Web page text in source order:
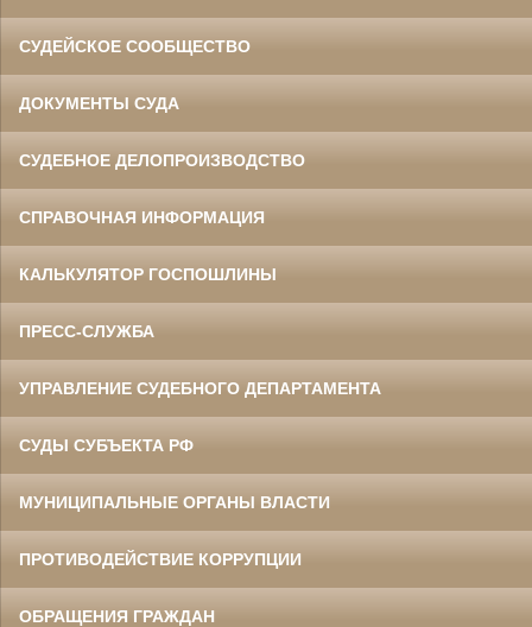
СУДЕЙСКОЕ СООБЩЕСТВО
ДОКУМЕНТЫ СУДА
СУДЕБНОЕ ДЕЛОПРОИЗВОДСТВО
СПРАВОЧНАЯ ИНФОРМАЦИЯ
КАЛЬКУЛЯТОР ГОСПОШЛИНЫ
ПРЕСС-СЛУЖБА
УПРАВЛЕНИЕ СУДЕБНОГО ДЕПАРТАМЕНТА
СУДЫ СУБЪЕКТА РФ
МУНИЦИПАЛЬНЫЕ ОРГАНЫ ВЛАСТИ
ПРОТИВОДЕЙСТВИЕ КОРРУПЦИИ
ОБРАЩЕНИЯ ГРАЖДАН